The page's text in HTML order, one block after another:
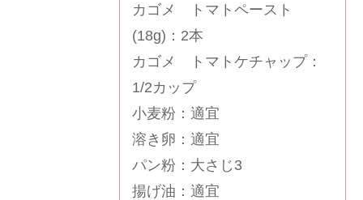
カゴメ トマトペースト
(18g)：2本
カゴメ トマトケチャップ：
1/2カップ
小麦粉：適宜
溶き卵：適宜
パン粉：大さじ3
揚げ油：適宜